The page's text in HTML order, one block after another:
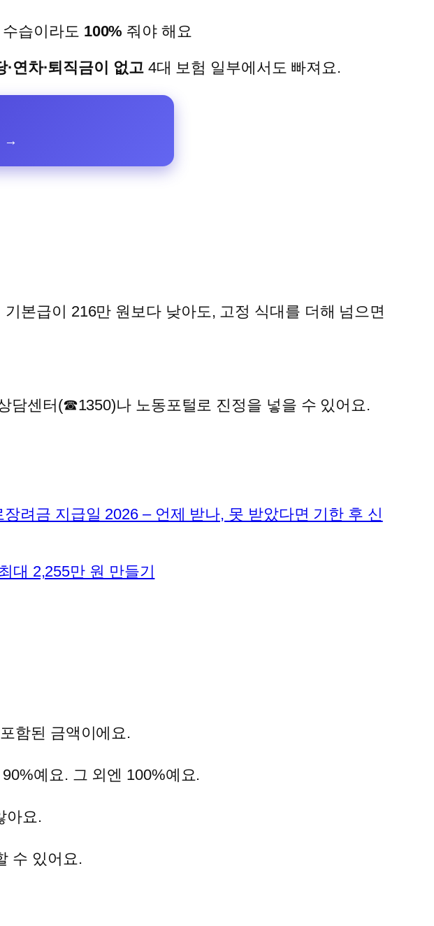
수습이라도 100% 줘야 해요
·연차·퇴직금이 없고4대 보험 일부에서도 빠져요.
→
본급이 216만 원보다 낮아도, 고정 식대를 더해 넘으면
담센터(☎1350)나 노동포털로 진정을 넣을 수 있어요.
장려금 지급일 2026 – 언제 받나, 못 받았다면 기한 후 신
대 2,255만 원 만들기
함된 금액이에요.
예요. 그 외엔 100%예요.
아요.
수 있어요.